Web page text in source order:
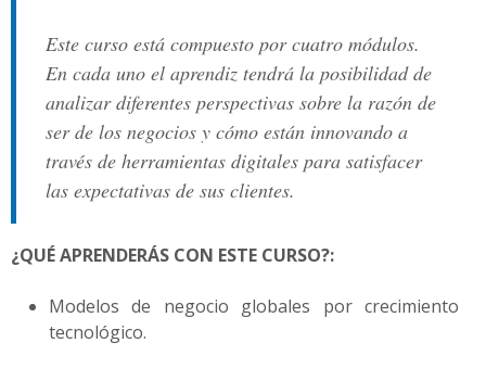
Este curso está compuesto por cuatro módulos.
En cada uno el aprendiz tendrá la posibilidad de
analizar diferentes perspectivas sobre la razón de
ser de los negocios y cómo están innovando a
través de herramientas digitales para satisfacer
las expectativas de sus clientes.
¿QUÉ APRENDERÁS CON ESTE CURSO?:
Modelos de negocio globales por crecimiento
tecnológico.